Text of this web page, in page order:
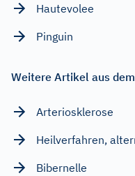
Hautevolee
Pinguin
Weitere Artikel aus
Arteriosklerose
Heilverfahren,
Bibernelle